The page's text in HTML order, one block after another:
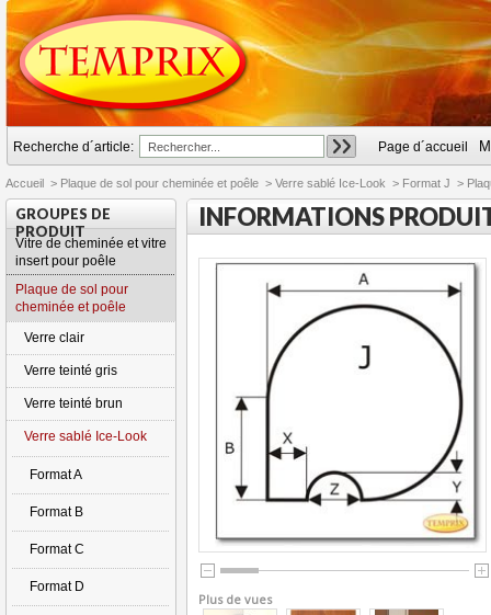
Recherche d´article: Page d´accueil
Accueil > Plaque de sol pour cheminée et poêle > Verre sablé Ice-Look > Format J >
INFORMATIONS
Plus de vues
GROUPES DE
PRODUIT
Vitre de cheminée et vitre
insert pour poêle
Plaque de sol pour
cheminée et poêle
Verre clair
Verre teinté gris
Verre teinté brun
Verre sablé Ice-Look
Format A
Format B
Format C
Format D